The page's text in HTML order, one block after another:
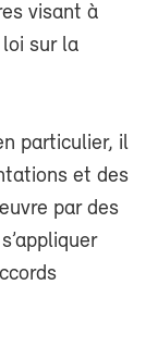
visant à
sur la
particulier, il
et des
par des